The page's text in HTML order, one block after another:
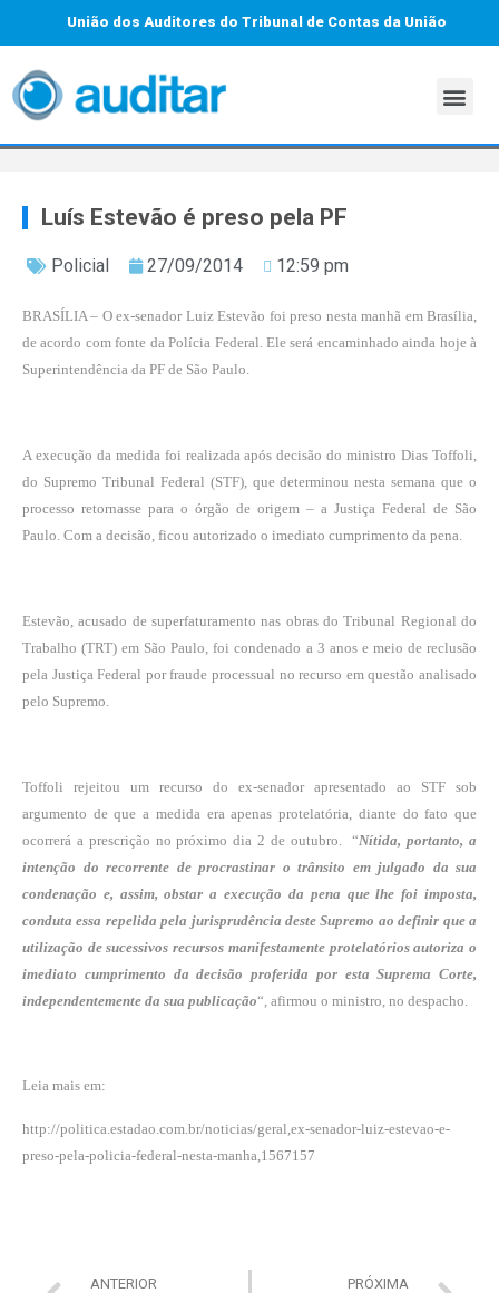
União dos Auditores do Tribunal de Contas da União
Luís Estevão é preso pela PF
Policial 27/09/2014 12:59 pm
BRASÍLIA – O ex-senador Luiz Estevão foi preso nesta manhã em Brasília,
de acordo com fonte da Polícia Federal. Ele será encaminhado ainda hoje à
Superintendência da PF de São Paulo.
A execução da medida foi realizada após decisão do ministro Dias Toffoli,
do Supremo Tribunal Federal (STF), que determinou nesta semana que o
processo retornasse para o órgão de origem – a Justiça Federal de São
Paulo. Com a decisão, ficou autorizado o imediato cumprimento da pena.
Estevão, acusado de superfaturamento nas obras do Tribunal Regional do
Trabalho (TRT) em São Paulo, foi condenado a 3 anos e meio de reclusão
pela Justiça Federal por fraude processual no recurso em questão analisado
pelo Supremo.
Toffoli rejeitou um recurso do ex-senador apresentado ao STF sob
argumento de que a medida era apenas protelatória, diante do fato que
ocorrerá a prescrição no próximo dia 2 de outubro. “Nítida, portanto, a
intenção do recorrente de procrastinar o trânsito em julgado da sua
condenação e, assim, obstar a execução da pena que lhe foi imposta,
conduta essa repelida pela jurisprudência deste Supremo ao definir que a
utilização de sucessivos recursos manifestamente protelatórios autoriza o
imediato cumprimento da decisão proferida por esta Suprema Corte,
independentemente da sua publicação“, afirmou o ministro, no despacho.
Leia mais em:
http://politica.estadao.com.br/noticias/geral,ex-senador-luiz-estevao-e-
preso-pela-policia-federal-nesta-manha,1567157
ANTERIOR PRÓXIMA